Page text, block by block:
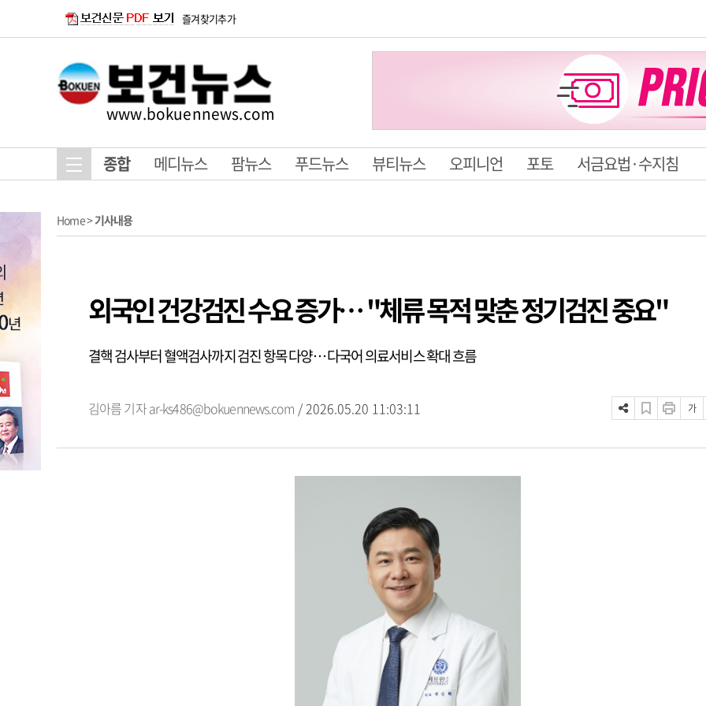
즐겨찾기추가
www.bokuennews.com
종합 메디뉴스 팜뉴스 푸드뉴스 뷰티뉴스 오피니언 포토 서금요법·수지침
Home>기사내용
외국인 건강검진 수요 증가… "체류 목적 맞춘 정기검진 중요"
결핵 검사부터 혈액검사까지 검진 항목 다양… 다국어 의료서비스 확대 흐름
김아름 기자ar-ks486@bokuennews.com / 2026.05.20 11:03:11 가